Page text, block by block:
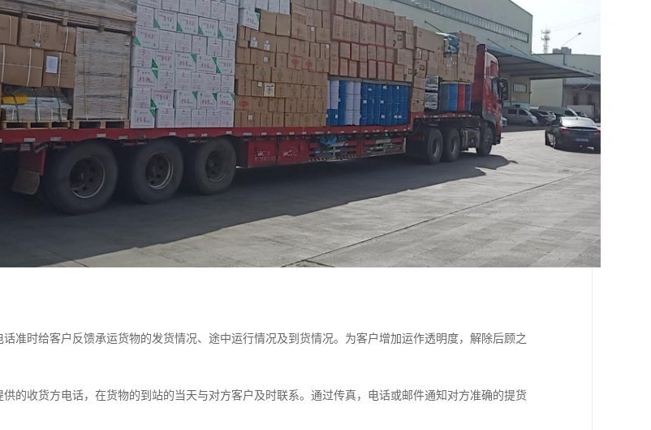
准时给客户反馈承运货物的发货情况、途中运行情况及到货情况。为客户增加运作透明度，解除后顾之
的收货方电话，在货物的到站的当天与对方客户及时联系。通过传真，电话或邮件通知对方准确的提货